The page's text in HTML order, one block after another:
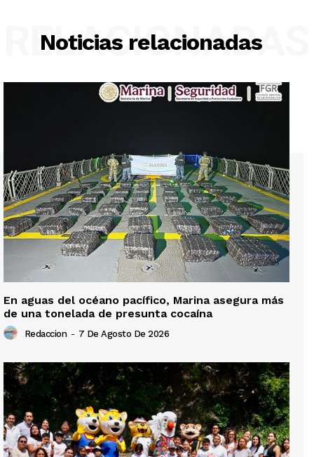
Noticias relacionadas
RELACIONADAS
En aguas del océano pacífico, Marina asegura más
de una tonelada de presunta cocaína
Redaccion - 7 De Agosto De 2026